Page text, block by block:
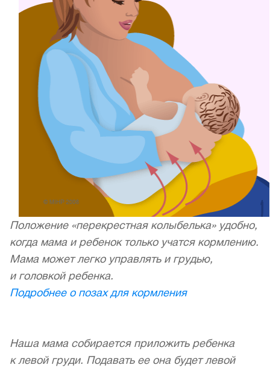
Положение «перекрестная колыбелька» удобно,
когда мама и ребенок только учатся кормлению.
Мама может легко управлять и грудью,
и головкой ребенка.
Подробнее о позах для кормления
Наша мама собирается приложить ребенка
к левой груди. Подавать ее она будет левой